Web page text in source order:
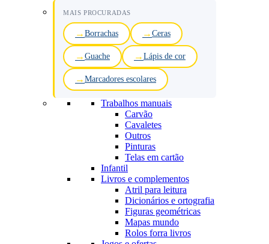
MAIS PROCURADAS
Borrachas Ceras
Guache Lápis de cor
Marcadores escolares
Trabalhos manuais
Carvão
Cavaletes
Outros
Pinturas
Telas em cartão
Infantil
Livros e complementos
Atril para leitura
Dicionários e ortografia
Figuras geométricas
Mapas mundo
Rolos forra livros